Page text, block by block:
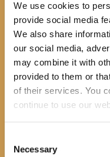
We use cookies to
provide social media
We also share
our social media,
may combine it with
provided to them or
of their services. You
continue to use our
Selection
Necessary
u knjižnici, 14.7.,
Jasenko svojim radovima
poruku čovječanstvu, bilo
sirijskom
ili
Sikstinske kapele
Kako umjetnost i kultura
Dobro